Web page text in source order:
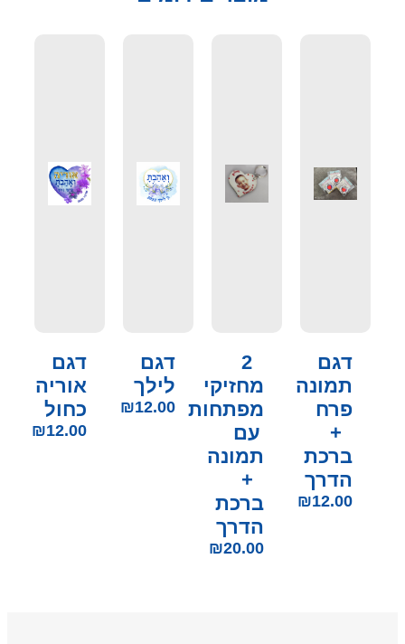
דגם
תמונה
פרח
+
ברכת
הדרך
₪12.00
2
מחזיקי
מפתחות
עם
תמונה
+
ברכת
הדרך
₪20.00
דגם
לילך
₪12.00
דגם
אוריה
כחול
₪12.00